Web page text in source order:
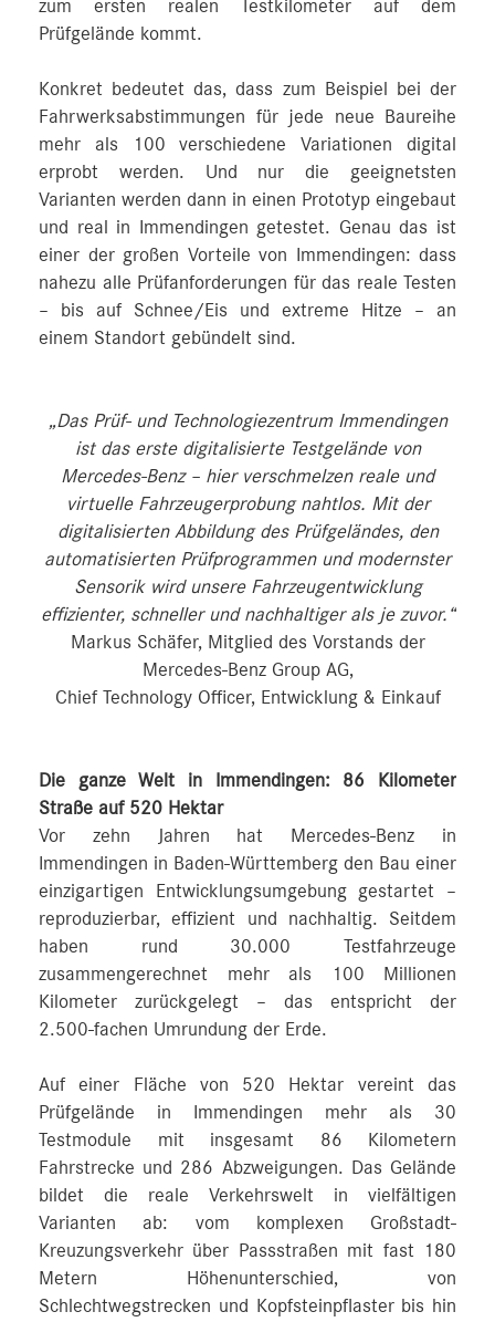
zum ersten realen Testkilometer auf dem
Prüfgelände kommt.
Konkret bedeutet das, dass zum Beispiel bei der
Fahrwerksabstimmungen für jede neue Baureihe
mehr als 100 verschiedene Variationen digital
erprobt werden. Und nur die geeignetsten
Varianten werden dann in einen Prototyp eingebaut
und real in Immendingen getestet. Genau das ist
einer der großen Vorteile von Immendingen: dass
nahezu alle Prüfanforderungen für das reale Testen
– bis auf Schnee/Eis und extreme Hitze – an
einem Standort gebündelt sind.
„Das Prüf- und Technologiezentrum Immendingen
ist das erste digitalisierte Testgelände von
Mercedes‑Benz – hier verschmelzen reale und
virtuelle Fahrzeugerprobung nahtlos. Mit der
digitalisierten Abbildung des Prüfgeländes, den
automatisierten Prüfprogrammen und modernster
Sensorik wird unsere Fahrzeugentwicklung
effizienter, schneller und nachhaltiger als je zuvor.“
Markus Schäfer, Mitglied des Vorstands der
Mercedes-Benz Group AG,
Chief Technology Officer, Entwicklung & Einkauf
Die ganze Welt in Immendingen: 86 Kilometer
Straße auf 520 Hektar
Vor zehn Jahren hat Mercedes-Benz in
Immendingen in Baden-Württemberg den Bau einer
einzigartigen Entwicklungsumgebung gestartet –
reproduzierbar, effizient und nachhaltig. Seitdem
haben rund 30.000 Testfahrzeuge
zusammengerechnet mehr als 100 Millionen
Kilometer zurückgelegt – das entspricht der
2.500‑fachen Umrundung der Erde.
Auf einer Fläche von 520 Hektar vereint das
Prüfgelände in Immendingen mehr als 30
Testmodule mit insgesamt 86 Kilometern
Fahrstrecke und 286 Abzweigungen. Das Gelände
bildet die reale Verkehrswelt in vielfältigen
Varianten ab: vom komplexen Großstadt-
Kreuzungsverkehr über Passstraßen mit fast 180
Metern Höhenunterschied, von
Schlechtwegstrecken und Kopfsteinpflaster bis hin